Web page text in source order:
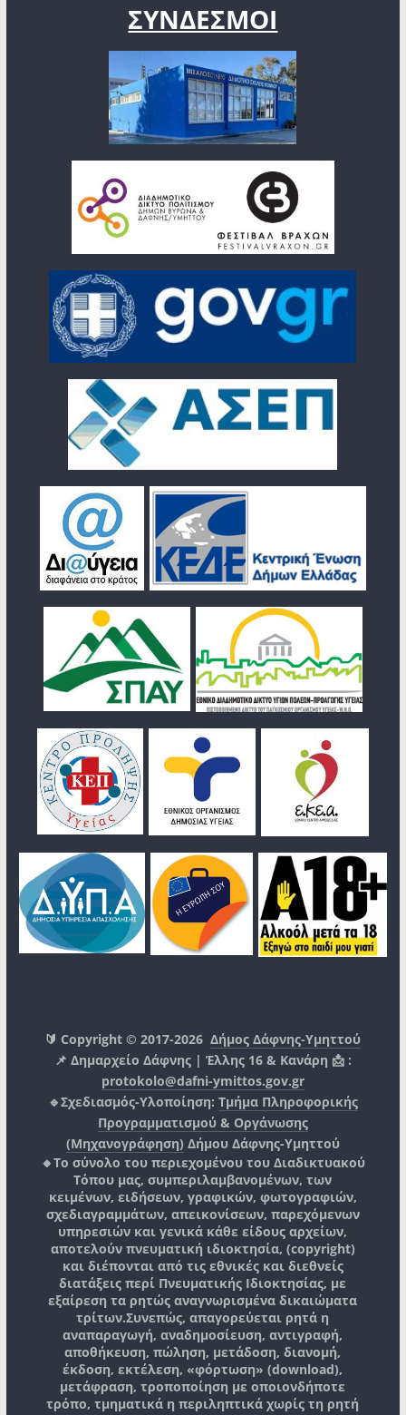
ΣΥΝΔΕΣΜΟΙ
🔰 Copyright © 2017-2026Δήμος Δάφνης-Υμηττού
📌 Δημαρχείο Δάφνης | Έλλης 16 & Κανάρη 📩 :
protokolo@dafni-ymittos.gov.gr
🔹Σχεδιασμός-Υλοποίηση: Τμήμα Πληροφορικής
Προγραμματισμού & Οργάνωσης
(Μηχανογράφηση) Δήμου Δάφνης-Υμηττού
🔸Το σύνολο του περιεχομένου του Διαδικτυακού
Τόπου μας, συμπεριλαμβανομένων, των
κειμένων, ειδήσεων, γραφικών, φωτογραφιών,
σχεδιαγραμμάτων, απεικονίσεων, παρεχόμενων
υπηρεσιών και γενικά κάθε είδους αρχείων,
αποτελούν πνευματική ιδιοκτησία, (copyright)
και διέπονται από τις εθνικές και διεθνείς
διατάξεις περί Πνευματικής Ιδιοκτησίας, με
εξαίρεση τα ρητώς αναγνωρισμένα δικαιώματα
τρίτων.Συνεπώς, απαγορεύεται ρητά η
αναπαραγωγή, αναδημοσίευση, αντιγραφή,
αποθήκευση, πώληση, μετάδοση, διανομή,
έκδοση, εκτέλεση, «φόρτωση» (download),
μετάφραση, τροποποίηση με οποιονδήποτε
τρόπο, τμηματικά η περιληπτικά χωρίς τη ρητή